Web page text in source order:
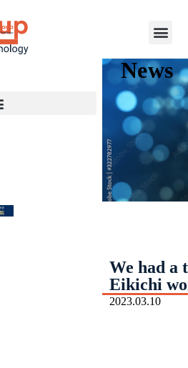
News
We had a
Eikichi
2023.03.10